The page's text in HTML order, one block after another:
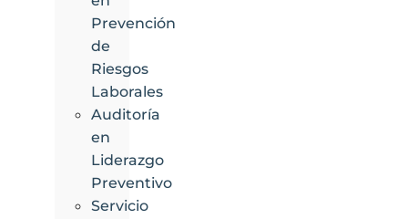
Prevención
de
Riesgos
Laborales
Auditoría
en
Liderazgo
Preventivo
Servicio